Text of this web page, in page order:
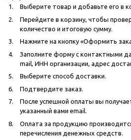
Выберите товар и добавьте его в
Перейдите в корзину, чтобы
количество и итоговую сумму.
Нажмите на кнопку «Оформить
Заполните форму с контактными
mail, ИНН организации, адрес
Выберите способ доставки.
Подтвердите заказ.
После успешной оплаты вы
указанный вами email.
Оплата за продукцию
перечисления денежных средств.